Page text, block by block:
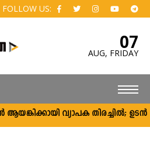
FOLLOW US:
07
AUG, FRIDAY
വ്യാപക തിരച്ചിൽ; ഉടൻ